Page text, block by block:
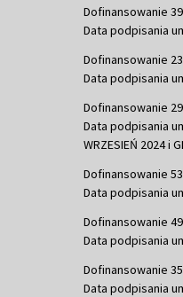
Dofinansowanie
Data podpisania
Dofinansowanie
Data podpisania
Dofinansowanie
Data podpisania
WRZESIEŃ 2024 i
Dofinansowanie
Data podpisania
Dofinansowanie
Data podpisania
Dofinansowanie
Data podpisania